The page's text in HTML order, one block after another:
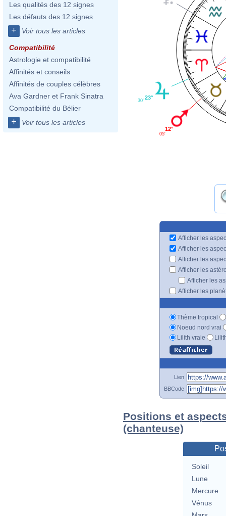
Les qualités des 12 signes
Les défauts des 12 signes
+ Voir tous les articles
Compatibilité
Astrologie et compatibilité
Affinités et conseils
Affinités de couples célèbres
Ava Gardner et Frank Sinatra
Compatibilité du Bélier
+ Voir tous les articles
23°
30'
12°
05'
Afficher les
Afficher les
Afficher les
Afficher les
Afficher les
Afficher les
Thème tropical
Noeud nord vrai
Lilith vraie
Lien
BBCode
Positions et
(chanteuse)
Soleil
Lune
Mercure
Vénus